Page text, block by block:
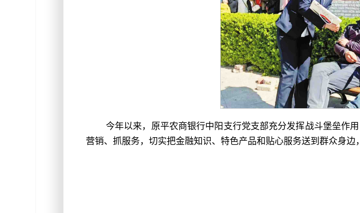
今年以来，原平农商银行中阳支行党支部充分发挥战斗堡垒作
营销、抓服务，切实把金融知识、特色产品和贴心服务送到群众身边